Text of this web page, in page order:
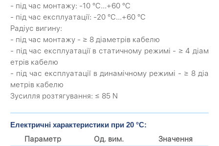
- під час монтажу: -10 °C...+60 °C
- під час експлуатації: -20 °C...+60 °C
Радіус вигину:
- під час монтажу - ≥ 8 діаметрів кабелю
- під час експлуатації в статичному режимі - ≥ 4 діам
етрів кабелю
- під час експлуатації в динамічному режимі - ≥ 8 діа
метрів кабелю
Зусилля розтягування: ≤ 85 N
Електричні характеристики при 20 °C:
Параметр Од. вим.
Значення